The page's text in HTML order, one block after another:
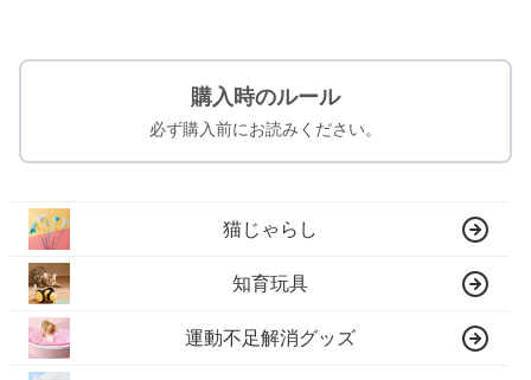
購入時のルール
必ず購入前にお読みください。
猫じゃらし
知育玩具
運動不足解消グッズ